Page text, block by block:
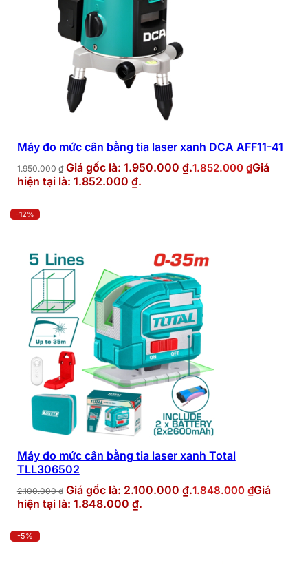
Máy đo mức cân bằng tia laser xanh DCA AFF11-41
1.950.000₫ Giá gốc là: 1.950.000 ₫.1.852.000 ₫Giá
hiện tại là: 1.852.000 ₫.
-12%
Máy đo mức cân bằng tia laser xanh Total
TLL306502
2.100.000₫ Giá gốc là: 2.100.000 ₫.1.848.000 ₫Giá
hiện tại là: 1.848.000 ₫.
-5%